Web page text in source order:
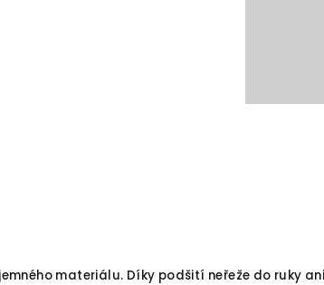
materiálu. Díky podšití neřeže do ruky